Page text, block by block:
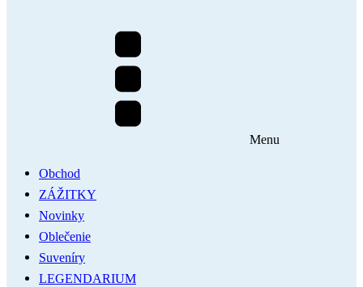
Menu
Obchod
ZÁŽITKY
Novinky
Oblečenie
Suveníry
LEGENDARIUM